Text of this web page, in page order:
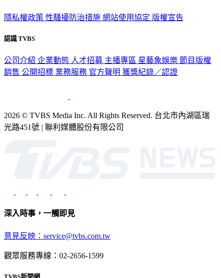
隱私權政策 性騷擾防治措施 網站使用協定 版權宣告
認識 TVBS
公司介紹 企業動態 人才招募 主播專區 星藝象娛樂 節目版權
銷售 公開招標 業務服務 官方聲明 獲獎紀錄／認證
2026 © TVBS Media Inc. All Rights Reserved. 台北市內湖區瑞
光路451號 | 聯利媒體股份有限公司
深入時事，一觸即見
意見反映：service@tvbs.com.tw
觀眾服務專線：02-2656-1599